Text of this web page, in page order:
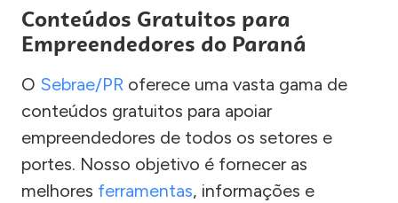
Conteúdos Gratuitos para
Empreendedores do Paraná
O Sebrae/PR oferece uma vasta gama de
conteúdos gratuitos para apoiar
empreendedores de todos os setores e
portes. Nosso objetivo é fornecer as
melhores ferramentas, informações e